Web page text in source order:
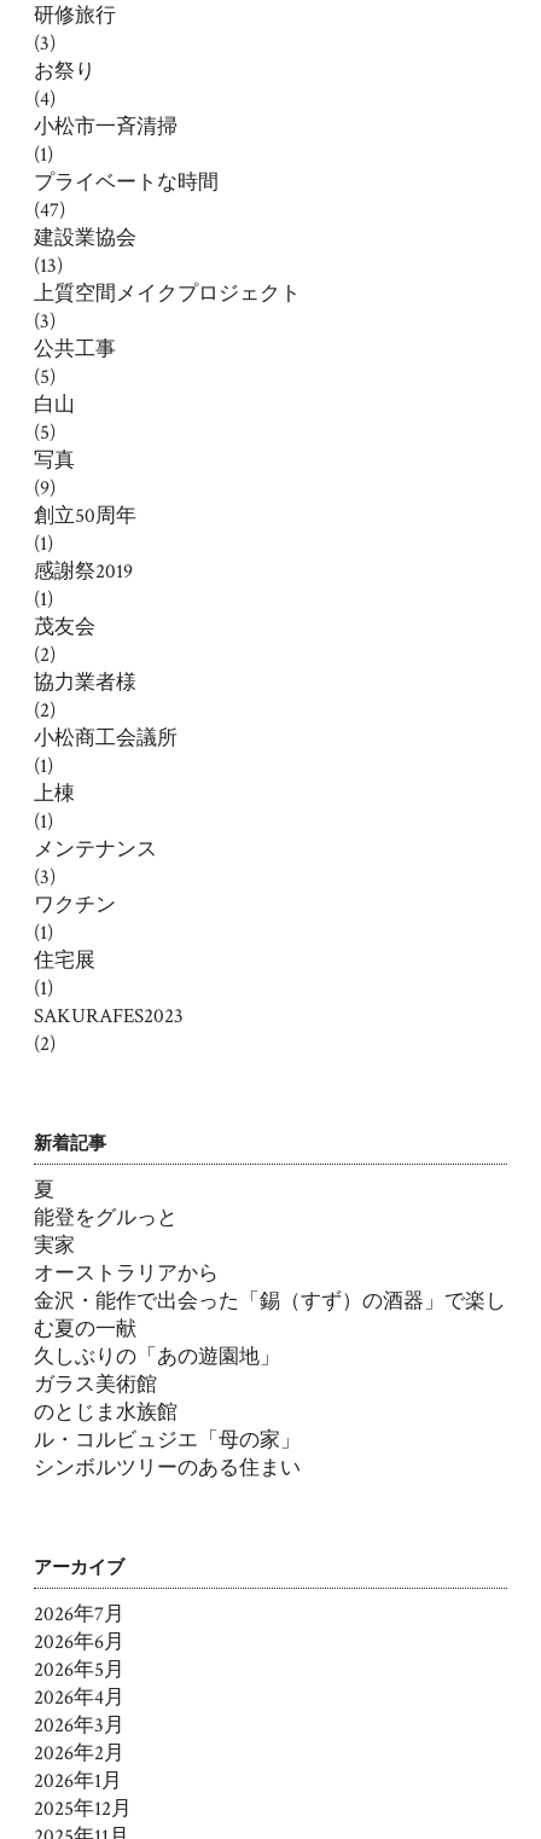
研修旅行
(3)
お祭り
(4)
小松市一斉清掃
(1)
プライベートな時間
(47)
建設業協会
(13)
上質空間メイクプロジェクト
(3)
公共工事
(5)
白山
(5)
写真
(9)
創立50周年
(1)
感謝祭2019
(1)
茂友会
(2)
協力業者様
(2)
小松商工会議所
(1)
上棟
(1)
メンテナンス
(3)
ワクチン
(1)
住宅展
(1)
SAKURAFES2023
(2)
新着記事
夏
能登をグルっと
実家
オーストラリアから
金沢・能作で出会った「錫（すず）の酒器」で楽し
む夏の一献
久しぶりの「あの遊園地」
ガラス美術館
のとじま水族館
ル・コルビュジエ「母の家」
シンボルツリーのある住まい
アーカイブ
2026年7月
2026年6月
2026年5月
2026年4月
2026年3月
2026年2月
2026年1月
2025年12月